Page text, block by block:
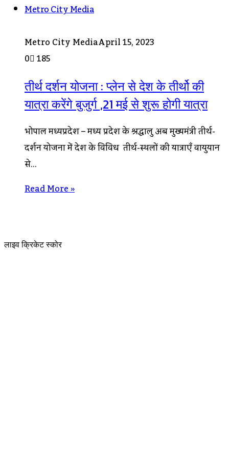
Metro City Media
Metro City MediaApril 15, 2023
0 185
तीर्थ दर्शन योजना : प्लेन से देश के तीर्थो की
यात्रा करेंगे बुजुर्ग ,21 मई से शुरू होगी यात्रा
भोपाल मध्यप्रदेश – मध्य प्रदेश के श्रद्धालु अब मुख्यमंत्री तीर्थ-
दर्शन योजना में देश के विविध तीर्थ-स्थलों की यात्राएँ वायुयान
से…
Read More »
लाइव क्रिकेट स्कोर